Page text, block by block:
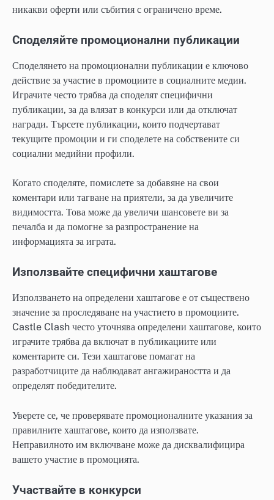
никакви оферти или събития с ограничено време.
Споделяйте промоционални публикации
Споделянето на промоционални публикации е ключово
действие за участие в промоциите в социалните медии.
Играчите често трябва да споделят специфични
публикации, за да влязат в конкурси или да отключат
награди. Търсете публикации, които подчертават
текущите промоции и ги споделете на собствените си
социални медийни профили.
Когато споделяте, помислете за добавяне на свои
коментари или тагване на приятели, за да увеличите
видимостта. Това може да увеличи шансовете ви за
печалба и да помогне за разпространение на
информацията за играта.
Използвайте специфични хаштагове
Използването на определени хаштагове е от съществено
значение за проследяване на участието в промоциите.
Castle Clash често уточнява определени хаштагове, които
играчите трябва да включат в публикациите или
коментарите си. Тези хаштагове помагат на
разработчиците да наблюдават ангажираността и да
определят победителите.
Уверете се, че проверявате промоционалните указания за
правилните хаштагове, които да използвате.
Неправилното им включване може да дисквалифицира
вашето участие в промоцията.
Участвайте в конкурси